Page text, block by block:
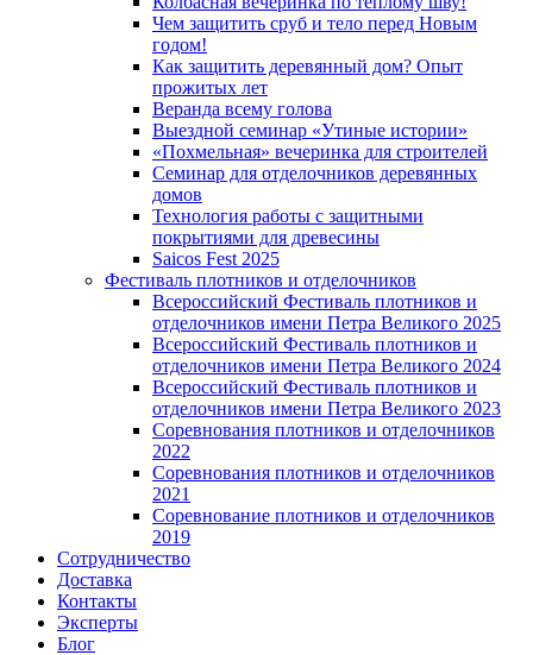
Чем защитить сруб и тело перед Новым
годом!
Как защитить деревянный дом? Опыт
прожитых лет
Веранда всему голова
Выездной семинар «Утиные истории»
«Похмельная» вечеринка для строителей
Семинар для отделочников деревянных
домов
Технология работы с защитными
покрытиями для древесины
Saicos Fest 2025
Фестиваль плотников и отделочников
Всероссийский Фестиваль плотников и
отделочников имени Петра Великого 2025
Всероссийский Фестиваль плотников и
отделочников имени Петра Великого 2024
Всероссийский Фестиваль плотников и
отделочников имени Петра Великого 2023
Соревнования плотников и отделочников
2022
Соревнования плотников и отделочников
2021
Соревнование плотников и отделочников
2019
Сотрудничество
Доставка
Контакты
Эксперты
Блог